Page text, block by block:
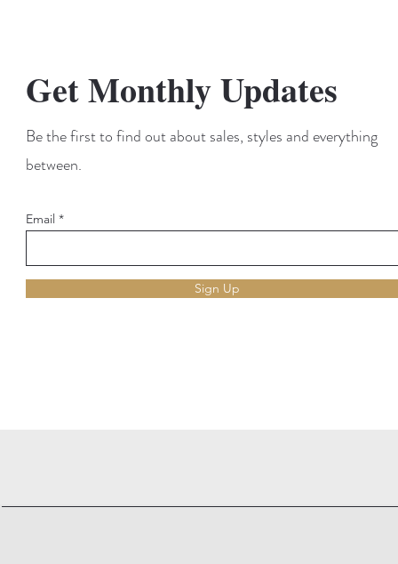
Get Monthly Updates
Be the first to find out about sales, styles and everything
between.
Email
Sign Up